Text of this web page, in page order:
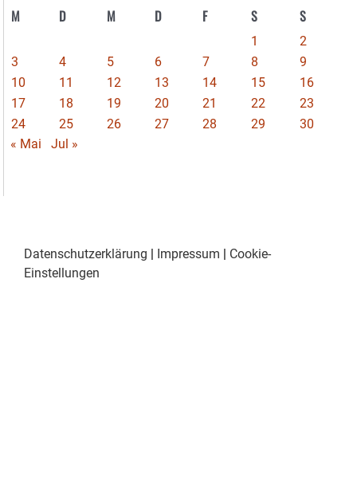
M D M D F S S
1
2
3
4 5 6 7 8
9
10
11 12 13 14 15
16
17
18 19 20 21 22
23
24
25 26 27 28 29
30
« Mai
Jul »
Datenschutzerklärung | Impressum | Cookie-
Einstellungen